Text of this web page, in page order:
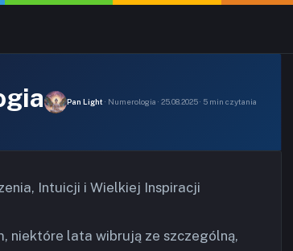
Pan Light· Numerologia · 25.08.2025 · 5 min czytania
Intuicji i Wielkiej Inspiracji
niektóre lata wibrują ze szczególną,